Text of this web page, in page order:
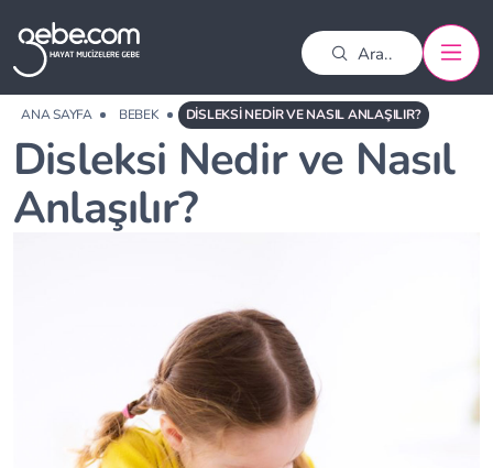
ANA SAYFA BEBEK DISLEKSI NEDIR VE NASIL ANLAŞILIR?
Disleksi Nedir ve Nasıl
Anlaşılır?